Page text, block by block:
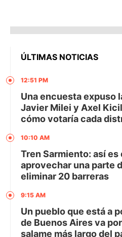
ÚLTIMAS NOTICIAS
12:51 PM
Una encuesta expuso
Javier Milei y Axel
cómo votaría cada
10:10 AM
Tren Sarmiento: así
aprovechar una parte
eliminar 20 barreras
9:15 AM
Un pueblo que está a
de Buenos Aires va
salame más largo del